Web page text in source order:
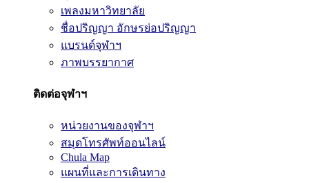
เพลงมหาวิทยาลัย
ชื่อปริญญา อักษรย่อปริญญา
แบรนด์จุฬาฯ
ภาพบรรยากาศ
ติดต่อจุฬาฯ
หน่วยงานของจุฬาฯ
สมุดโทรศัพท์ออนไลน์
Chula Map
แผนที่และการเดินทาง